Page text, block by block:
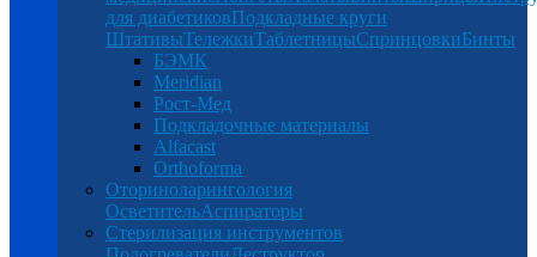
для диабетиковПодкладные круги
ШтативыТележкиТаблетницыСпринцовкиБинты
БЭМК
Meridian
Рост-Мед
Подкладочные материалы
Alfacast
Orthoforma
Оториноларингология
ОсветительАспираторы
Стерилизация инструментов